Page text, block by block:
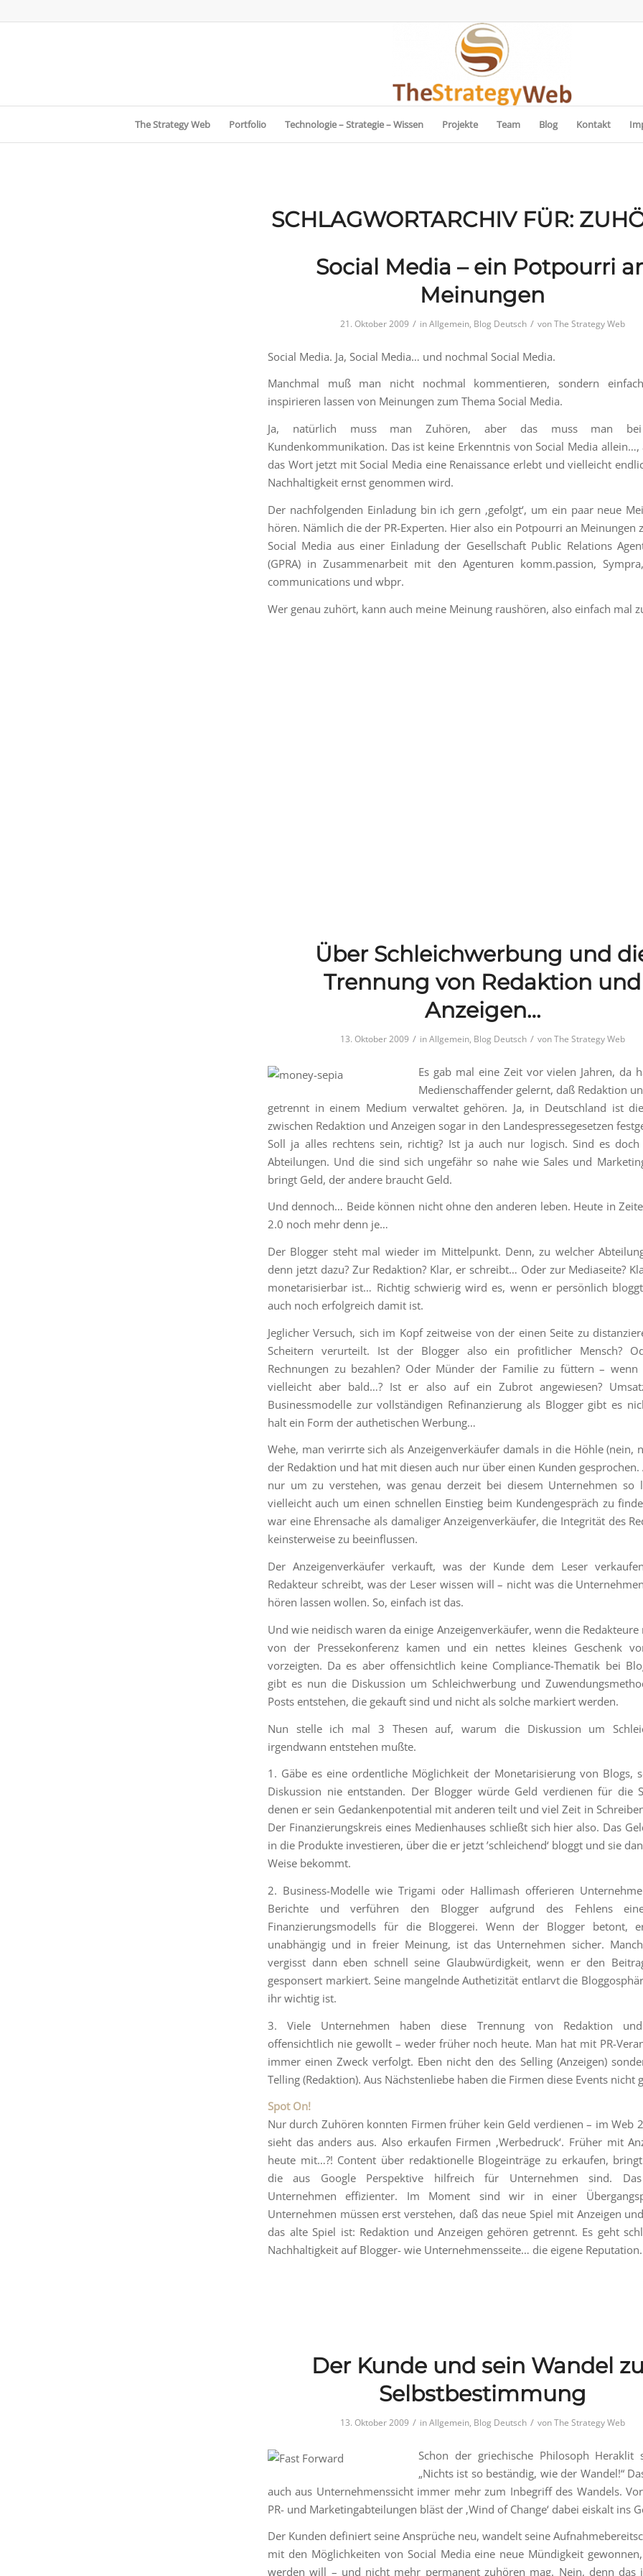
The Strategy Web Portfolio Technologie – Strategie – Wissen Projekte Team Blog Kontakt
SCHLAGWORTARCHIV FÜR:
Social Media – ein Potpourri
Meinungen
21. Oktober 2009 / inAllgemein, Blog Deutsch / vonThe Strategy Web
Social Media. Ja, Social Media… und nochmal Social Media.
Manchmal muß man nicht nochmal kommentieren, sondern
inspirieren lassen von Meinungen zum Thema Social Media.
Ja, natürlich muss man Zuhören, aber das muss man bei
Kundenkommunikation. Das ist keine Erkenntnis von Social Media allein…,
das Wort jetzt mit Social Media eine Renaissance erlebt und vielleicht
Nachhaltigkeit ernst genommen wird.
Der nachfolgenden Einladung bin ich gern ‚gefolgt‘, um ein paar neue
hören. Nämlich die der PR-Experten. Hier also ein Potpourri an Meinungen
Social Media aus einer Einladung der Gesellschaft Public Relations
(GPRA) in Zusammenarbeit mit den Agenturen komm.passion,
communications und wbpr.
Wer genau zuhört, kann auch meine Meinung raushören, also einfach mal
Über Schleichwerbung und
Trennung von Redaktion und
Anzeigen…
13. Oktober 2009 / inAllgemein, Blog Deutsch / vonThe Strategy Web
Es gab mal eine Zeit vor vielen Jahren, da
Medienschaffender gelernt, daß Redaktion
getrennt in einem Medium verwaltet gehören. Ja, in Deutschland ist
zwischen Redaktion und Anzeigen sogar in den Landespressegesetzen
Soll ja alles rechtens sein, richtig? Ist ja auch nur logisch. Sind es
Abteilungen. Und die sind sich ungefähr so nahe wie Sales und
bringt Geld, der andere braucht Geld.
Und dennoch… Beide können nicht ohne den anderen leben. Heute in
2.0 noch mehr denn je…
Der Blogger steht mal wieder im Mittelpunkt. Denn, zu welcher
denn jetzt dazu? Zur Redaktion? Klar, er schreibt… Oder zur Mediaseite?
monetarisierbar ist… Richtig schwierig wird es, wenn er persönlich
auch noch erfolgreich damit ist.
Jeglicher Versuch, sich im Kopf zeitweise von der einen Seite zu
Scheitern verurteilt. Ist der Blogger also ein profitlicher Mensch?
Rechnungen zu bezahlen? Oder Münder der Familie zu füttern –
vielleicht aber bald…? Ist er also auf ein Zubrot angewiesen?
Businessmodelle zur vollständigen Refinanzierung als Blogger gibt es
halt ein Form der authetischen Werbung…
Wehe, man verirrte sich als Anzeigenverkäufer damals in die Höhle (nein,
der Redaktion und hat mit diesen auch nur über einen Kunden gesprochen.
nur um zu verstehen, was genau derzeit bei diesem Unternehmen so
vielleicht auch um einen schnellen Einstieg beim Kundengespräch zu
war eine Ehrensache als damaliger Anzeigenverkäufer, die Integrität des
keinsterweise zu beeinflussen.
Der Anzeigenverkäufer verkauft, was der Kunde dem Leser
Redakteur schreibt, was der Leser wissen will – nicht was die
hören lassen wollen. So, einfach ist das.
Und wie neidisch waren da einige Anzeigenverkäufer, wenn die
von der Pressekonferenz kamen und ein nettes kleines Geschenk
vorzeigten. Da es aber offensichtlich keine Compliance-Thematik bei
gibt es nun die Diskussion um Schleichwerbung und
Posts entstehen, die gekauft sind und nicht als solche markiert werden.
Nun stelle ich mal 3 Thesen auf, warum die Diskussion um
irgendwann entstehen mußte.
1. Gäbe es eine ordentliche Möglichkeit der Monetarisierung von Blogs,
Diskussion nie entstanden. Der Blogger würde Geld verdienen für die
denen er sein Gedankenpotential mit anderen teilt und viel Zeit in
Der Finanzierungskreis eines Medienhauses schließt sich hier also. Das
in die Produkte investieren, über die er jetzt ’schleichend‘ bloggt und sie
Weise bekommt.
2. Business-Modelle wie Trigami oder Hallimash offerieren
Berichte und verführen den Blogger aufgrund des Fehlens
Finanzierungsmodells für die Bloggerei. Wenn der Blogger betont,
unabhängig und in freier Meinung, ist das Unternehmen sicher.
vergisst dann eben schnell seine Glaubwürdigkeit, wenn er den
gesponsert markiert. Seine mangelnde Authetizität entlarvt die
ihr wichtig ist.
3. Viele Unternehmen haben diese Trennung von Redaktion und
offensichtlich nie gewollt – weder früher noch heute. Man hat mit PR-
immer einen Zweck verfolgt. Eben nicht den des Selling (Anzeigen)
Telling (Redaktion). Aus Nächstenliebe haben die Firmen diese Events nicht
Spot On!
Nur durch Zuhören konnten Firmen früher kein Geld verdienen – im Web
sieht das anders aus. Also erkaufen Firmen ‚Werbedruck‘. Früher mit
heute mit…?! Content über redaktionelle Blogeinträge zu erkaufen,
die aus Google Perspektive hilfreich für Unternehmen sind.
Unternehmen effizienter. Im Moment sind wir in einer
Unternehmen müssen erst verstehen, daß das neue Spiel mit Anzeigen
das alte Spiel ist: Redaktion und Anzeigen gehören getrennt. Es geht
Nachhaltigkeit auf Blogger- wie Unternehmensseite… die eigene Reputation.
Der Kunde und sein Wandel
Selbstbestimmung
13. Oktober 2009 / inAllgemein, Blog Deutsch / vonThe Strategy Web
Schon der griechische Philosoph Heraklit
„Nichts ist so beständig, wie der Wandel!“
auch aus Unternehmenssicht immer mehr zum Inbegriff des Wandels.
PR- und Marketingabteilungen bläst der ‚Wind of Change‘ dabei eiskalt ins
Der Kunden definiert seine Ansprüche neu, wandelt seine
mit den Möglichkeiten von Social Media eine neue Mündigkeit
werden will – und nicht mehr permanent zuhören mag. Nein, denn das